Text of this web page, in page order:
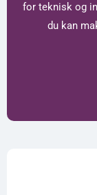
for teknisk og
du kan